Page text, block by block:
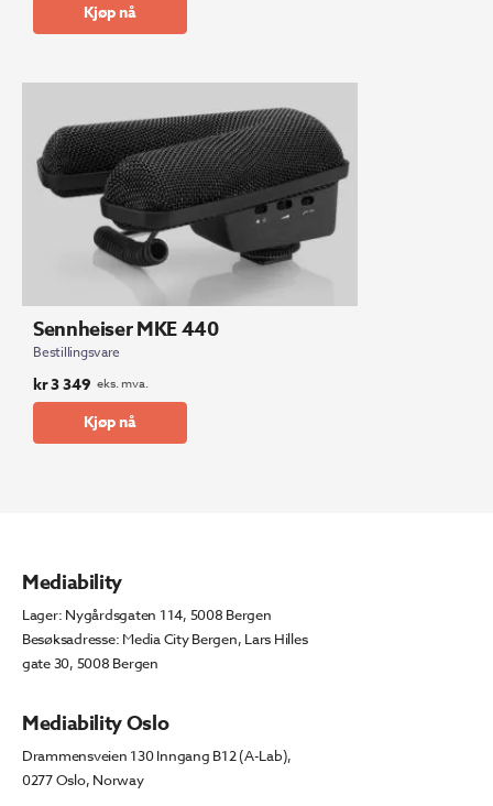
Kjøp nå
Sennheiser MKE 440
Bestillingsvare
kr3 349 eks. mva.
Kjøp nå
Mediability
Lager: Nygårdsgaten 114, 5008 Bergen
Besøksadresse: Media City Bergen, Lars Hilles
gate 30, 5008 Bergen
Mediability Oslo
Drammensveien 130 Inngang B12 (A-Lab),
0277 Oslo, Norway